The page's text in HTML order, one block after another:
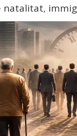
natalitat,